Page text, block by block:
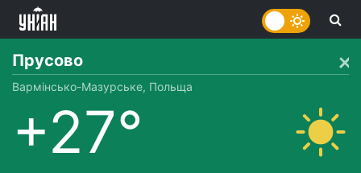
Прусово
Вармінсько-Мазурське, Польща
+27°